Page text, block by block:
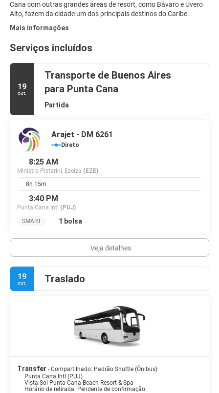
Cana com outras grandes áreas de resort, como Bávaro e Uvero
Alto, fazem da cidade um dos principais destinos do Caribe.
Mais informações
Serviços incluídos
19
out.
Transporte de Buenos Aires
para Punta Cana
Partida
Arajet - DM 6261
Direto
8:25 AM
Ministro Pistarini, Ezeiza (EZE)
8h 15m
3:40 PM
Punta Cana Intl (PUJ)
SMART
1 bolsa
Veja detalhes
19
out. Traslado
Transfer - Compartilhado: Padrão Shuttle (Ônibus)
Punta Cana Intl (PUJ)
Vista Sol Punta Cana Beach Resort & Spa
Horário de retirada: Pendente de confirmação